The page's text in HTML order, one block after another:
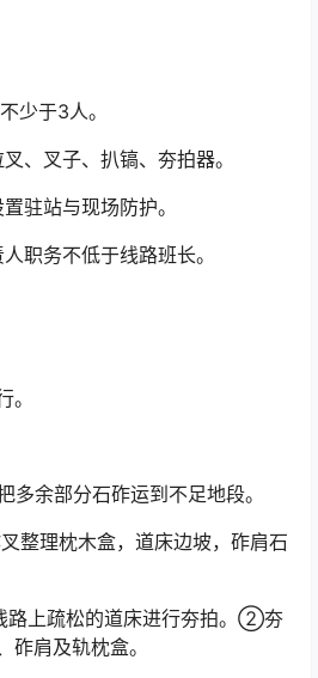
少于3人。
、叉子、扒镐、夯拍器。
驻站与现场防护。
职务不低于线路班长。
多余部分石砟运到不足地段。
整理枕木盒，道床边坡，砟肩石
上疏松的道床进行夯拍。②夯
砟肩及轨枕盒。